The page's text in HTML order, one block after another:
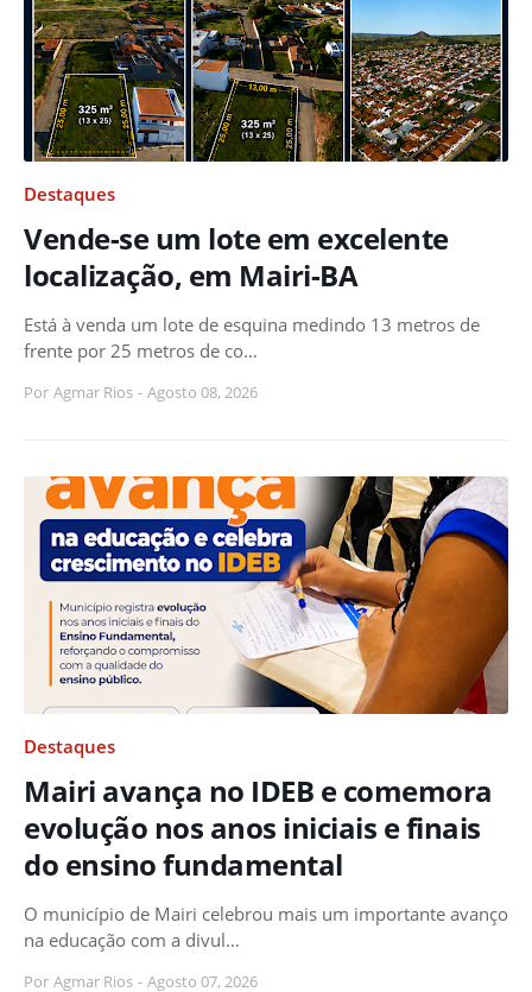
Destaques
Vende-se um lote em excelente
localização, em Mairi-BA
Está à venda um lote de esquina medindo 13 metros de
frente por 25 metros de co…
Por Agmar Rios - Agosto 08, 2026
Destaques
Mairi avança no IDEB e comemora
evolução nos anos iniciais e finais
do ensino fundamental
O município de Mairi celebrou mais um importante avanço
na educação com a divul…
Por Agmar Rios - Agosto 07, 2026